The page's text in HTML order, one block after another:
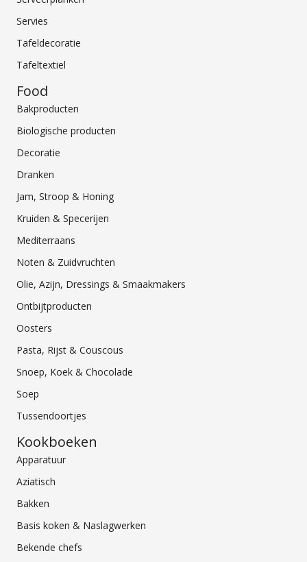
Servies
Tafeldecoratie
Tafeltextiel
Food
Bakproducten
Biologische producten
Decoratie
Dranken
Jam, Stroop & Honing
Kruiden & Specerijen
Mediterraans
Noten & Zuidvruchten
Olie, Azijn, Dressings & Smaakmakers
Ontbijtproducten
Oosters
Pasta, Rijst & Couscous
Snoep, Koek & Chocolade
Soep
Tussendoortjes
Kookboeken
Apparatuur
Aziatisch
Bakken
Basis koken & Naslagwerken
Bekende chefs